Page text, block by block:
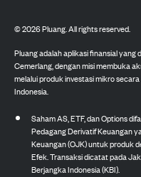
©2026Pluang. All rights reserved.
Pluang adalah aplikasi finansial
Cemerlang, dengan misi membuka
melalui produk investasi mikro
Indonesia.
Saham AS, ETF, dan Options
Pedagang Derivatif Keuangan
Keuangan (OJK) untuk produk
Efek. Transaksi dicatat pada
Berjangka Indonesia (KBI).